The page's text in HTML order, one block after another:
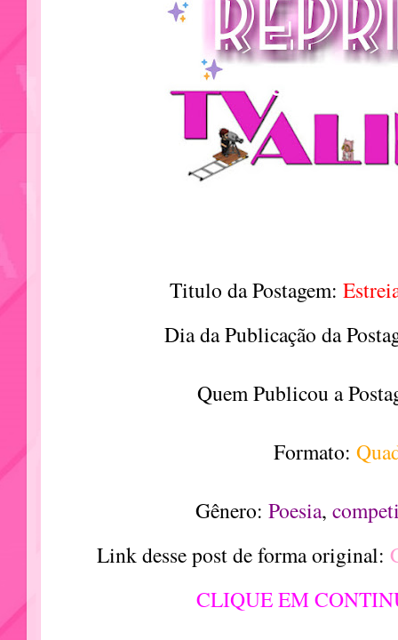
Titulo da Postagem:
Dia da Publicação da
Quem Publicou a
Formato:
Gênero: Poesia,
Link desse post de forma original:
CLIQUE EM